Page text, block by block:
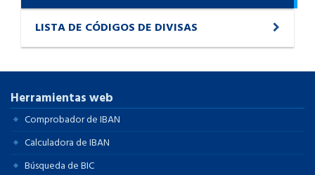
LISTA DE CÓDIGOS DE DIVISAS
Herramientas web
Comprobador de IBAN
Calculadora de IBAN
Búsqueda de BIC